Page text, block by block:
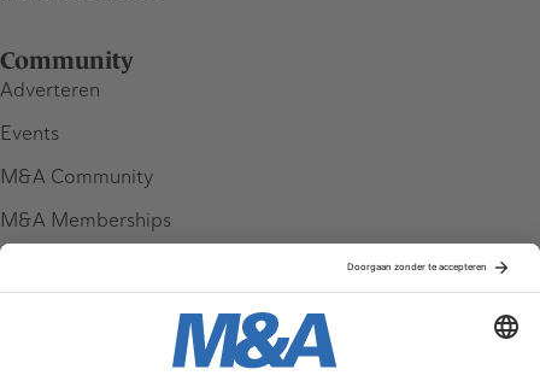
Community
Adverteren
Events
M&A Community
M&A Memberships